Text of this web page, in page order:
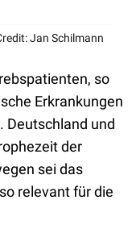
Jan Schilmann
so
Erkrankungen
Deutschland und
der
sei das
relevant für die